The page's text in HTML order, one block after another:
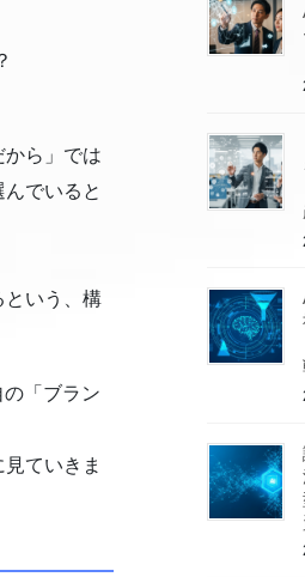
ら」では
でいると
という、構
「ブラン
ていきま